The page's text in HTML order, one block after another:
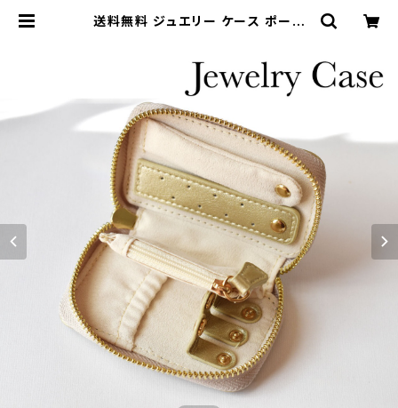
送料無料 ジュエリー ケース ポーチ
A | SONORITE